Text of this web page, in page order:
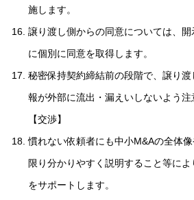
施します。
譲り渡し側からの同意については、開
に個別に同意を取得します。
秘密保持契約締結前の段階で、譲り
報が外部に流出・漏えいしないよう注
【交渉】
慣れない依頼者にも中小M&Aの全体
限り分かりやすく説明すること等に
をサポートします。